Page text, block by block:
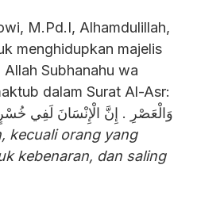
M.Pd.I, Alhamdulillah,
menghidupkan majelis
Subhanahu wa
dalam Surat Al-Asr:
وَالْعَصْرِ . إِنَّ الْإِنْسَانَ لَفِي خُسْرٍ
kecuali orang yang
kebenaran, dan saling